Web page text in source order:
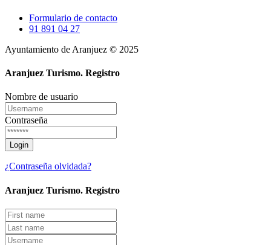
Formulario de contacto
91 891 04 27
Ayuntamiento de Aranjuez © 2025
Aranjuez Turismo. Registro
Nombre de usuario
Contraseña
¿Contraseña olvidada?
Aranjuez Turismo. Registro